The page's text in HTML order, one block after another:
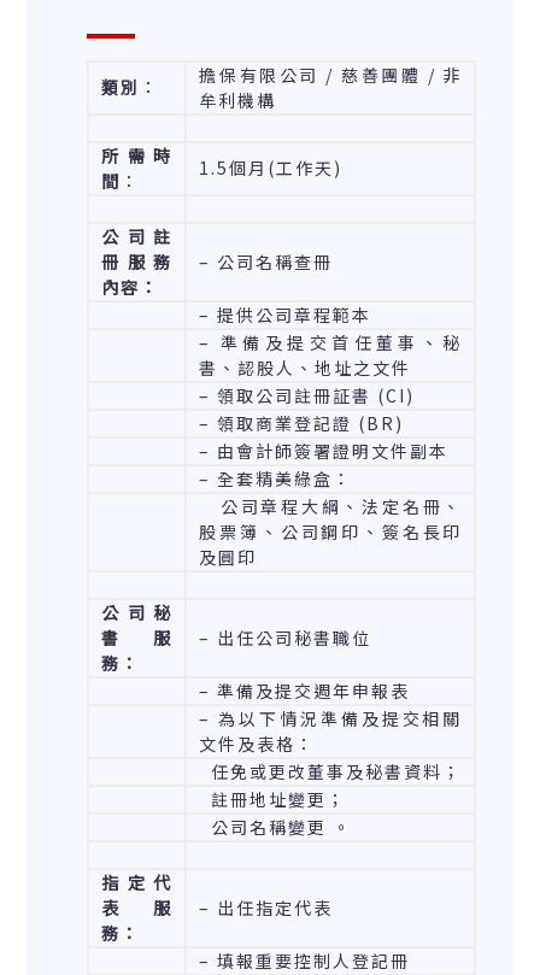
類別 ：
擔保有限公司 / 慈善團體 / 非
牟利機構
所需時
間 ：
1.5個月(工作天)
公司註
冊服務
內容：
– 公司名稱查冊
– 提供公司章程範本
– 準備及提交首任董事、秘
書、認股人、地址之文件
– 領取公司註冊証書 (CI)
– 領取商業登記證 (BR)
– 由會計師簽署證明文件副本
– 全套精美綠盒：
公司章程大綱、法定名冊、
股票簿、公司鋼印、簽名長印
及圓印
公司秘
書服
務：
– 出任公司秘書職位
– 準備及提交週年申報表
– 為以下情況準備及提交相關
文件及表格：
任免或更改董事及秘書資料；
註冊地址變更；
公司名稱變更 。
指定代
表服
務：
– 出任指定代表
– 填報重要控制人登記冊